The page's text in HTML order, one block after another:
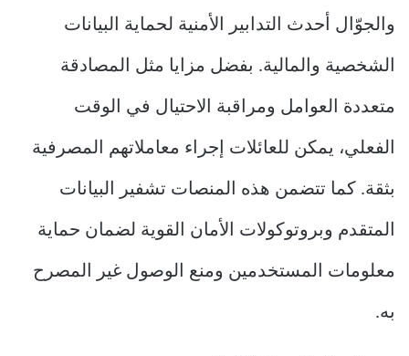
والجوّال أحدث التدابير الأمنية لحماية البيانات
الشخصية والمالية. بفضل مزايا مثل المصادقة
متعددة العوامل ومراقبة الاحتيال في الوقت
الفعلي، يمكن للعائلات إجراء معاملاتهم المصرفية
بثقة. كما تتضمن هذه المنصات تشفير البيانات
المتقدم وبروتوكولات الأمان القوية لضمان حماية
معلومات المستخدمين ومنع الوصول غير المصرح
به.